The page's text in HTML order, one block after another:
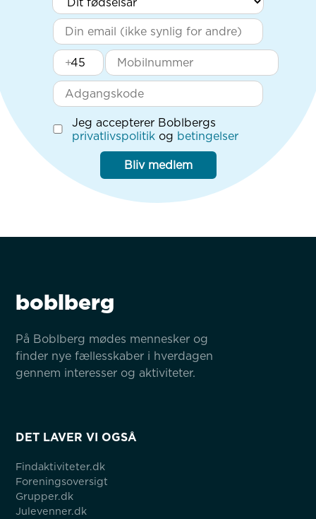
+
Jeg accepterer Boblbergs
privatlivspolitik og betingelser
Bliv medlem
boblberg
På Boblberg mødes mennesker og
finder nye fællesskaber i hverdagen
gennem interesser og aktiviteter.
DET LAVER VI OGSÅ
Findaktiviteter.dk
Foreningsoversigt
Grupper.dk
Julevenner.dk